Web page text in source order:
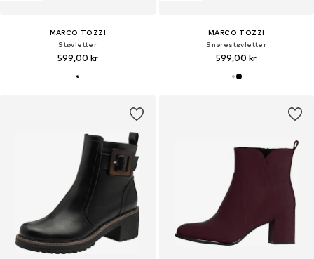
MARCO TOZZI
Støvletter
599,00 kr
MARCO TOZZI
Snørestøvletter
599,00 kr